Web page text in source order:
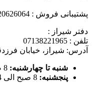
پشتیبانی فروش : 09120626064
دفتر شیراز :
تلفن : 07138221965
آدرس: شیراز، خیابان فرزدقی کوچه
شنبه تا چهارشنبه: 8 صبح الی 8 شب
پنجشنبه: 8 صبح الی 4 بعدازظهر